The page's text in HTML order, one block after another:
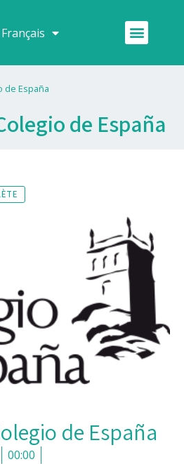
Français
Español Menu
de España
de España
de España
00:00